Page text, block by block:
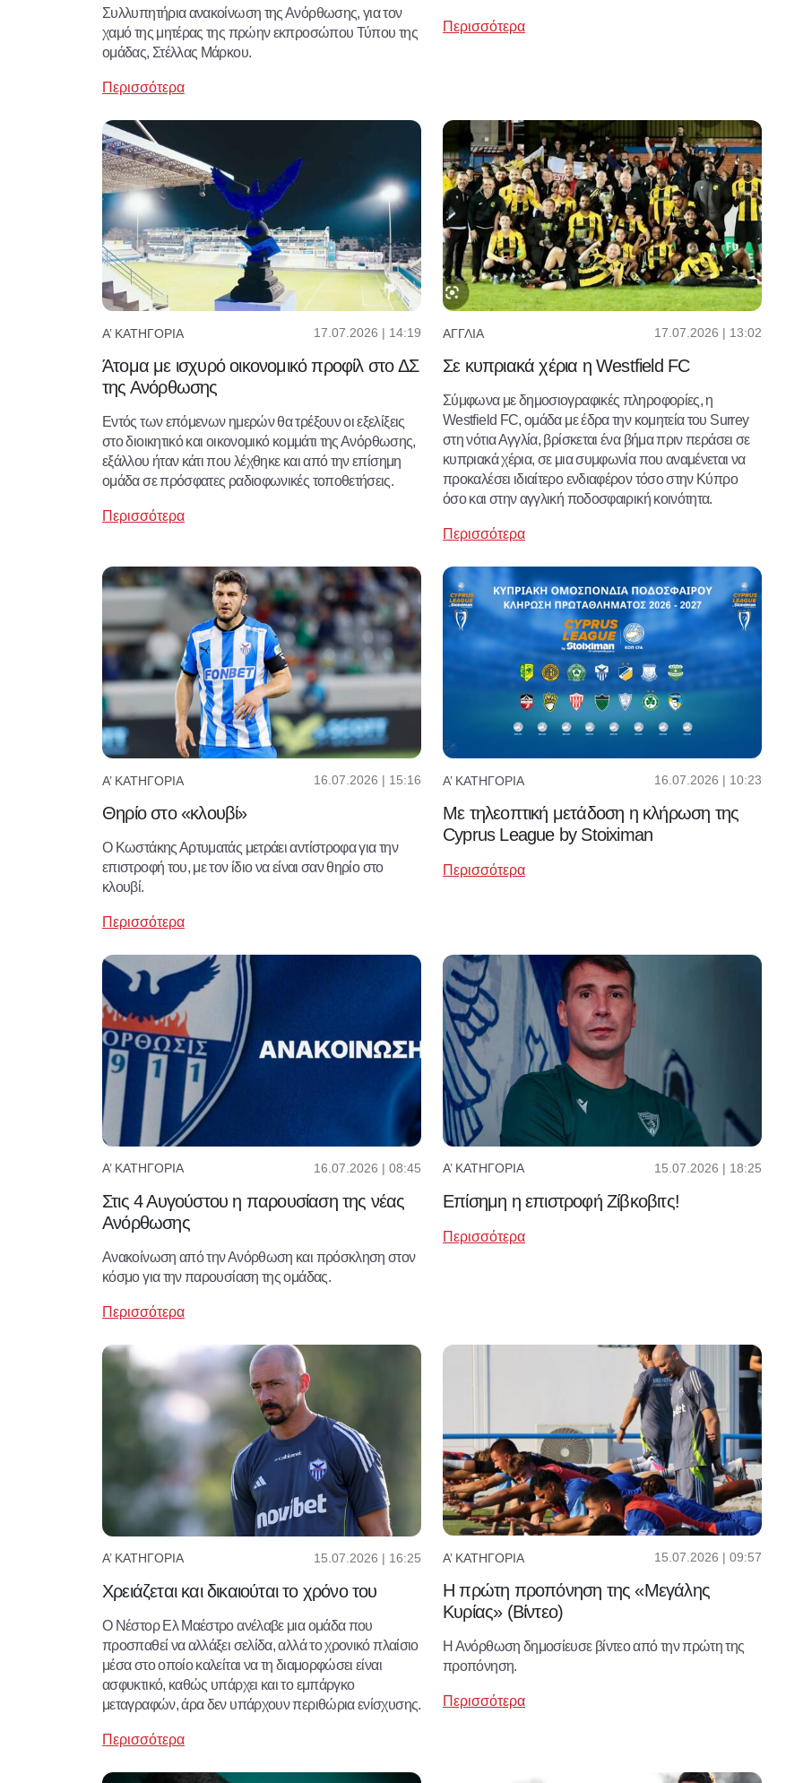
Συλλυπητήρια ανακοίνωση της Ανόρθωσης, για τον
χαμό της μητέρας της πρώην εκπροσώπου Τύπου της
ομάδας, Στέλλας Μάρκου.
Περισσότερα
Περισσότερα
Α’ ΚΑΤΗΓΟΡΊΑ 17.07.2026 | 14:19
Άτομα με ισχυρό οικονομικό προφίλ στο ΔΣ
της Ανόρθωσης
Εντός των επόμενων ημερών θα τρέξουν οι εξελίξεις
στο διοικητικό και οικονομικό κομμάτι της Ανόρθωσης,
εξάλλου ήταν κάτι που λέχθηκε και από την επίσημη
ομάδα σε πρόσφατες ραδιοφωνικές τοποθετήσεις.
Περισσότερα
ΑΓΓΛΊΑ 17.07.2026 | 13:02
Σε κυπριακά χέρια η Westfield FC
Σύμφωνα με δημοσιογραφικές πληροφορίες, η
Westfield FC, ομάδα με έδρα την κομητεία του Surrey
στη νότια Αγγλία, βρίσκεται ένα βήμα πριν περάσει σε
κυπριακά χέρια, σε μια συμφωνία που αναμένεται να
προκαλέσει ιδιαίτερο ενδιαφέρον τόσο στην Κύπρο
όσο και στην αγγλική ποδοσφαιρική κοινότητα.
Περισσότερα
Α’ ΚΑΤΗΓΟΡΊΑ 16.07.2026 | 15:16
Θηρίο στο «κλουβί»
Ο Κωστάκης Αρτυματάς μετράει αντίστροφα για την
επιστροφή του, με τον ίδιο να είναι σαν θηρίο στο
κλουβί.
Περισσότερα
Α’ ΚΑΤΗΓΟΡΊΑ 16.07.2026 | 10:23
Με τηλεοπτική μετάδοση η κλήρωση της
Cyprus League by Stoiximan
Περισσότερα
Α’ ΚΑΤΗΓΟΡΊΑ 16.07.2026 | 08:45
Στις 4 Αυγούστου η παρουσίαση της νέας
Ανόρθωσης
Ανακοίνωση από την Ανόρθωση και πρόσκληση στον
κόσμο για την παρουσίαση της ομάδας.
Περισσότερα
Α’ ΚΑΤΗΓΟΡΊΑ 15.07.2026 | 18:25
Επίσημη η επιστροφή Ζίβκοβιτς!
Περισσότερα
Α’ ΚΑΤΗΓΟΡΊΑ 15.07.2026 | 16:25
Χρειάζεται και δικαιούται το χρόνο του
Ο Νέστορ Ελ Μαέστρο ανέλαβε μια ομάδα που
προσπαθεί να αλλάξει σελίδα, αλλά το χρονικό πλαίσιο
μέσα στο οποίο καλείται να τη διαμορφώσει είναι
ασφυκτικό, καθώς υπάρχει και το εμπάργκο
μεταγραφών, άρα δεν υπάρχουν περιθώρια ενίσχυσης.
Περισσότερα
Α’ ΚΑΤΗΓΟΡΊΑ 15.07.2026 | 09:57
Η πρώτη προπόνηση της «Μεγάλης
Κυρίας» (Βίντεο)
Η Ανόρθωση δημοσίευσε βίντεο από την πρώτη της
προπόνηση.
Περισσότερα